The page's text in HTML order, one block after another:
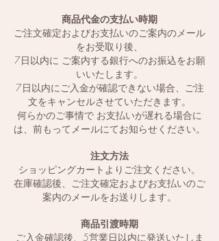
商品代金の支払い時期
ご注文確定およびお支払いのご案内のメール
をお受取り後、
7日以内に ご案内する銀行へのお振込をお願
いいたします。
7日以内にご入金が確認できない場合、ご注
文をキャンセルさせていただきます。
何らかのご事情で お支払いが遅れる場合に
は、前もってメールにてお知らせください。
注文方法
ショッピングカートよりご注文ください。
在庫確認後、ご注文確定およびお支払いのご
案内のメールをお送りします。
商品引渡時期
ご入金確認後、5営業日以内に発送いたしま